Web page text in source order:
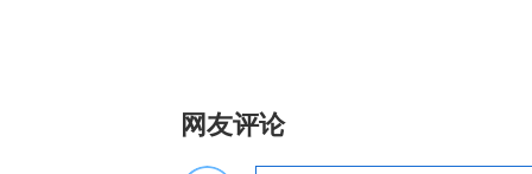
网友评论